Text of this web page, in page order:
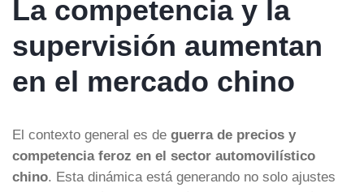
La competencia y la
supervisión aumentan
en el mercado chino
El contexto general es de guerra de precios y
competencia feroz en el sector automovilístico
chino. Esta dinámica está generando no solo ajustes